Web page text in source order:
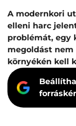
A modernkori
elleni harc
problémát, egy
megoldást nem
környékén kell